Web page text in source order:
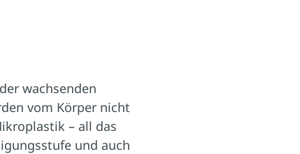
wachsenden
vom Körper nicht
– all das
und auch